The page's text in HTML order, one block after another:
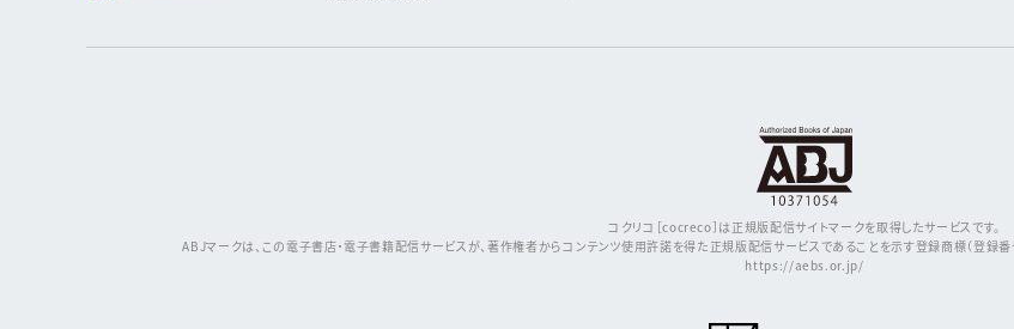
コクリコ［cocreco］は正規版配信サイトマークを取得したサービスです。
ABJマークは、この電子書店・電子書籍配信サービスが、著作権者からコンテンツ使用許諾を得た正規版配信サービスであることを示す登録商標（登録番
https://aebs.or.jp/